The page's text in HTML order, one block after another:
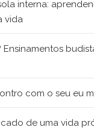
interna:
vida
com o seu eu
de uma vida